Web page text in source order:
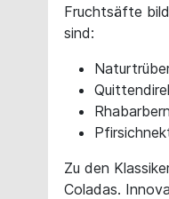
Fruchtsäfte
sind:
Zu den
Coladas.